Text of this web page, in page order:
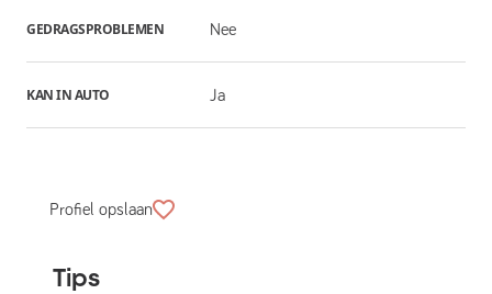
GEDRAGSPROBLEMEN Nee
KAN IN AUTO Ja
Profiel opslaan
Tips